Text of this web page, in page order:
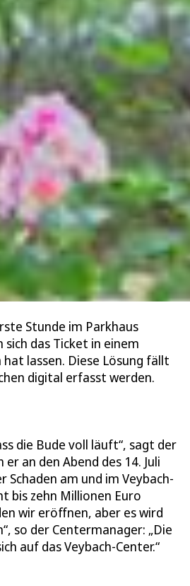
Stunde im Parkhaus
das Ticket in einem
lassen. Diese Lösung fällt
digital erfasst werden.
die Bude voll läuft“, sagt der
an den Abend des 14. Juli
Schaden am und im Veybach-
bis zehn Millionen Euro
wir eröffnen, aber es wird
so der Centermanager: „Die
auf das Veybach-Center.“